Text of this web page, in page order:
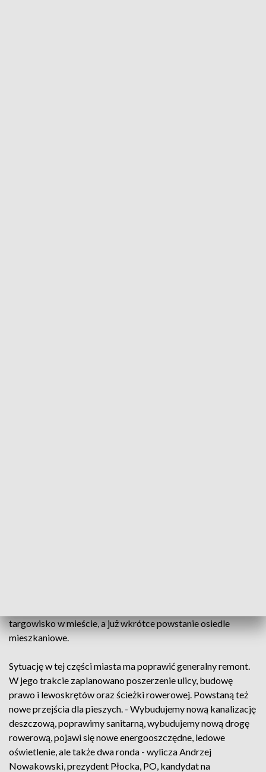
targowisko w mieście, a już wkrótce powstanie osiedle
mieszkaniowe.
Sytuację w tej części miasta ma poprawić generalny remont.
W jego trakcie zaplanowano poszerzenie ulicy, budowę
prawo i lewoskrętów oraz ścieżki rowerowej. Powstaną też
nowe przejścia dla pieszych. - Wybudujemy nową kanalizację
deszczową, poprawimy sanitarną, wybudujemy nową drogę
rowerową, pojawi się nowe energooszczędne, ledowe
oświetlenie, ale także dwa ronda - wylicza Andrzej
Nowakowski, prezydent Płocka, PO, kandydat na